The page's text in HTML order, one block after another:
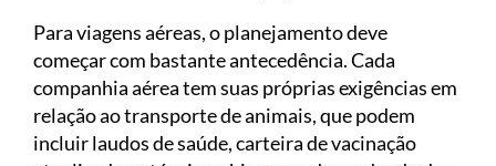
Para viagens aéreas, o planejamento deve
começar com bastante antecedência. Cada
companhia aérea tem suas próprias exigências em
relação ao transporte de animais, que podem
incluir laudos de saúde, carteira de vacinação